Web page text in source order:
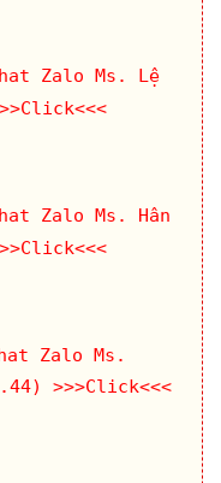
Zalo Ms. Lệ
Zalo Ms. Hân
Zalo Ms.
>>>Click<<<